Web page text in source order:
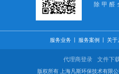
除甲醛
服务业务 丨 服务案例 丨 关于
代理商登录 文件下
版权所有 上海凡斯环保技术有限公